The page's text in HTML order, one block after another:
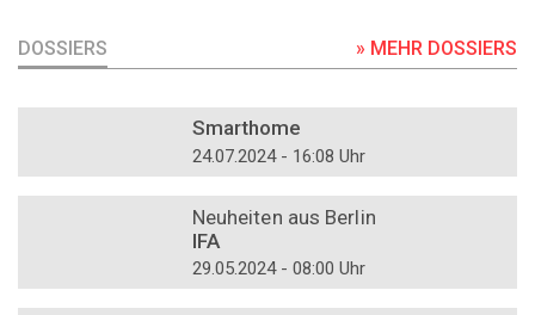
DOSSIERS » MEHR DOSSIERS
Smarthome
24.07.2024 - 16:08 Uhr
Neuheiten aus Berlin
IFA
29.05.2024 - 08:00 Uhr